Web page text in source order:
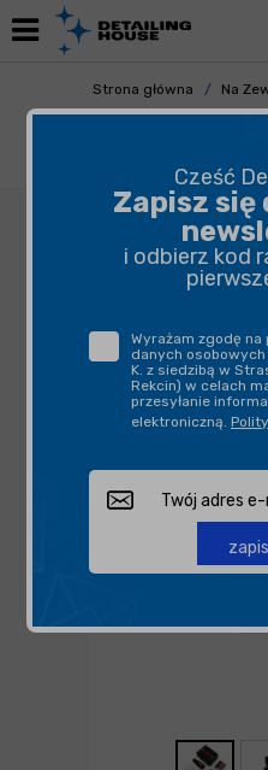
Strona główna Na
Cześć
Zapisz się
i odbierz kod
Wyrażam zgodę
danych osobowych
K. z siedzibą w
Rekcin) w celach
przesyłanie
elektroniczną.